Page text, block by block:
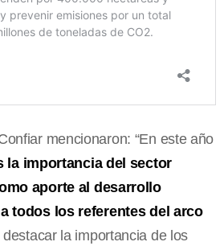
mencionaron: “En este año
la importancia del sector
aporte al desarrollo
todos los referentes del arco
la importancia de los